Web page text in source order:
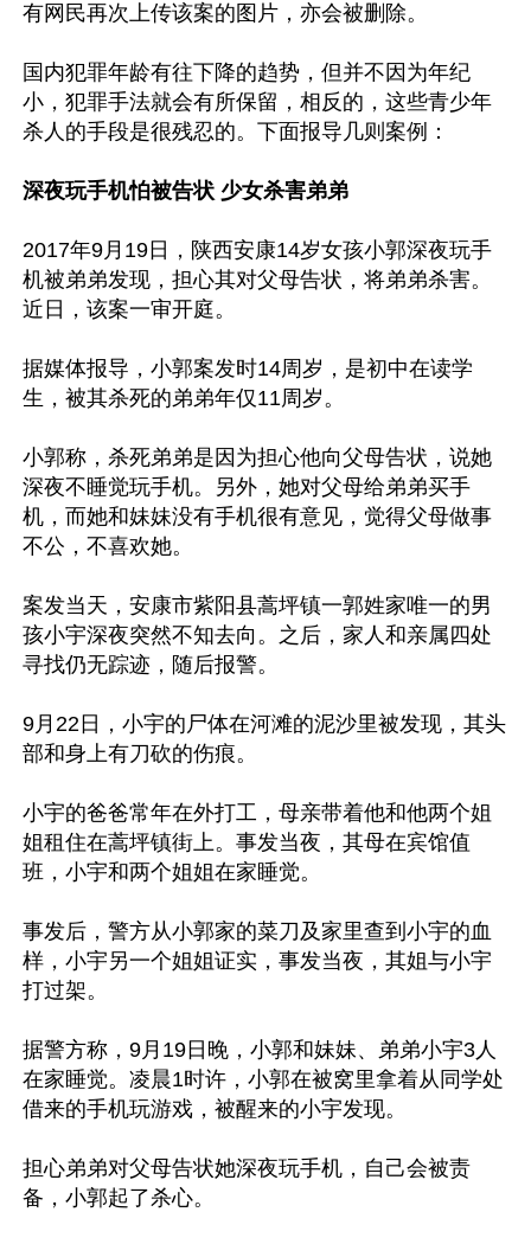
有网民再次上传该案的图片，亦会被删除。
国内犯罪年龄有往下降的趋势，但并不因为年纪
小，犯罪手法就会有所保留，相反的，这些青少年
杀人的手段是很残忍的。下面报导几则案例：
深夜玩手机怕被告状 少女杀害弟弟
2017年9月19日，陕西安康14岁女孩小郭深夜玩手
机被弟弟发现，担心其对父母告状，将弟弟杀害。
近日，该案一审开庭。
据媒体报导，小郭案发时14周岁，是初中在读学
生，被其杀死的弟弟年仅11周岁。
小郭称，杀死弟弟是因为担心他向父母告状，说她
深夜不睡觉玩手机。另外，她对父母给弟弟买手
机，而她和妹妹没有手机很有意见，觉得父母做事
不公，不喜欢她。
案发当天，安康市紫阳县蒿坪镇一郭姓家唯一的男
孩小宇深夜突然不知去向。之后，家人和亲属四处
寻找仍无踪迹，随后报警。
9月22日，小宇的尸体在河滩的泥沙里被发现，其头
部和身上有刀砍的伤痕。
小宇的爸爸常年在外打工，母亲带着他和他两个姐
姐租住在蒿坪镇街上。事发当夜，其母在宾馆值
班，小宇和两个姐姐在家睡觉。
事发后，警方从小郭家的菜刀及家里查到小宇的血
样，小宇另一个姐姐证实，事发当夜，其姐与小宇
打过架。
据警方称，9月19日晚，小郭和妹妹、弟弟小宇3人
在家睡觉。凌晨1时许，小郭在被窝里拿着从同学处
借来的手机玩游戏，被醒来的小宇发现。
担心弟弟对父母告状她深夜玩手机，自己会被责
备，小郭起了杀心。